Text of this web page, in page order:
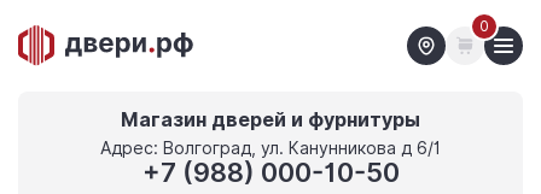
0
Магазин дверей и фурнитуры
Адрес: Волгоград, ул. Канунникова д 6/1
+7 (988) 000-10-50